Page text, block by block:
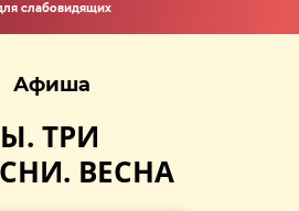
слабовидящих
Афиша
ТРИ
ВЕСНА